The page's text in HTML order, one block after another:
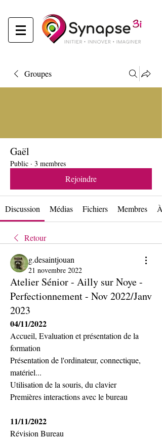
Groupes
Gaël
Public · 3 membres
Rejoindre
Discussion Médias Fichiers Membres
Retour
g.desaintjouan
21 novembre 2022
Atelier Sénior - Ailly sur Noye -
Perfectionnement - Nov 2022/Janv
2023
04/11/2022
Accueil, Evaluation et présentation de la
formation
Présentation de l'ordinateur, connectique,
matériel...
Utilisation de la souris, du clavier
Premières interactions avec le bureau
11/11/2022
Révision Bureau